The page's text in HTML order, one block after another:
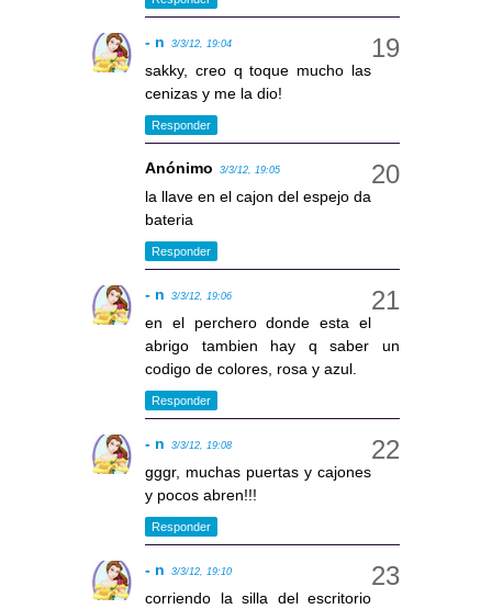
- n 3/3/12, 19:04
sakky, creo q toque mucho las
cenizas y me la dio!
Responder
Anónimo 3/3/12, 19:05
la llave en el cajon del espejo da
bateria
Responder
- n 3/3/12, 19:06
en el perchero donde esta el
abrigo tambien hay q saber un
codigo de colores, rosa y azul.
Responder
- n 3/3/12, 19:08
gggr, muchas puertas y cajones
y pocos abren!!!
Responder
- n 3/3/12, 19:10
corriendo la silla del escritorio